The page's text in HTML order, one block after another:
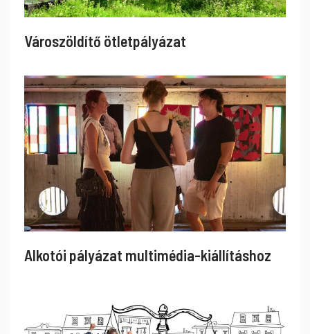
Városzöldítő ötletpályázat
Alkotói pályázat multimédia-kiállításhoz